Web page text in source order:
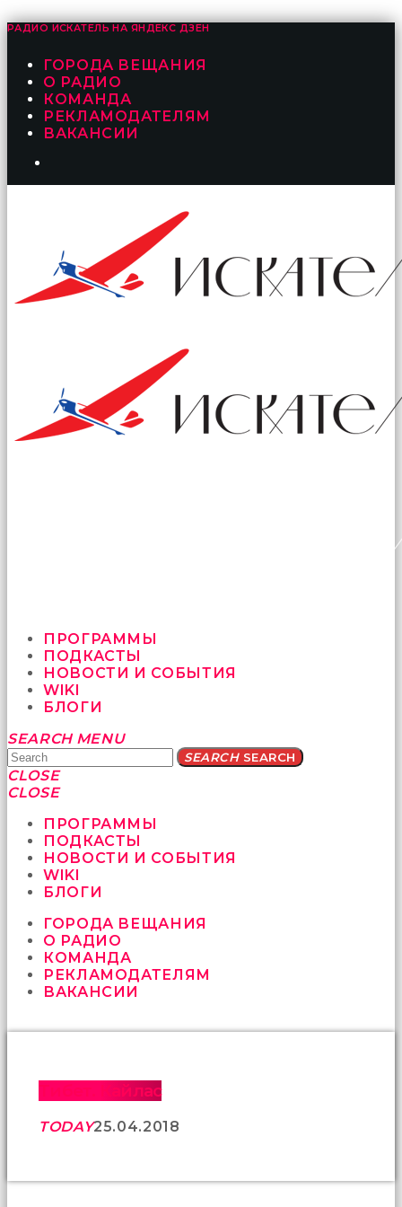
РАДИО ИСКАТЕЛЬ НА ЯНДЕКС ДЗЕН
ГОРОДА ВЕЩАНИЯ
О РАДИО
КОМАНДА
РЕКЛАМОДАТЕЛЯМ
ВАКАНСИИ
ПРОГРАММЫ
ПОДКАСТЫ
НОВОСТИ И СОБЫТИЯ
WIKI
БЛОГИ
Yatağa
bile
geçmeye
fırsat
sikici
kocalar
güzel
karıları
öttürüyor
sex
hikayeleri
kızların
rahatlıyorlar
altyazılı
sikiş
SEARCH MENU
SEARCHSEARCH
CLOSE
CLOSE
ПРОГРАММЫ
ПОДКАСТЫ
НОВОСТИ И СОБЫТИЯ
WIKI
БЛОГИ
ГОРОДА ВЕЩАНИЯ
О РАДИО
КОМАНДА
РЕКЛАМОДАТЕЛЯМ
ВАКАНСИИ
Тибет. Кайлас
TODAY25.04.2018